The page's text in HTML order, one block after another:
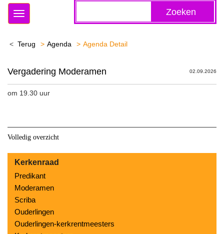
Zoeken
Toggle
Terug Agenda Agenda Detail
Vergadering Moderamen 02.09.2026
om 19.30 uur
Volledig overzicht
Kerkenraad
Predikant
Moderamen
Scriba
Ouderlingen
Ouderlingen-kerkrentmeesters